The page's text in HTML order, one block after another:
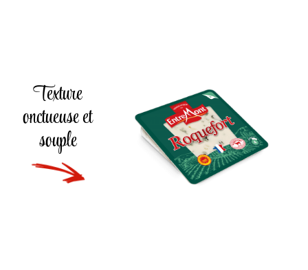
Texture
onctueuse et
souple